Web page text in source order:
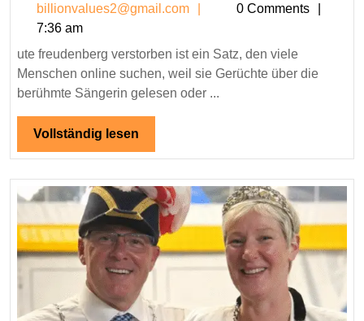
billionvalues2@gmail.com
0 Comments
7:36 am
ute freudenberg verstorben ist ein Satz, den viele
Menschen online suchen, weil sie Gerüchte über die
berühmte Sängerin gelesen oder ...
Vollständig lesen
lesen